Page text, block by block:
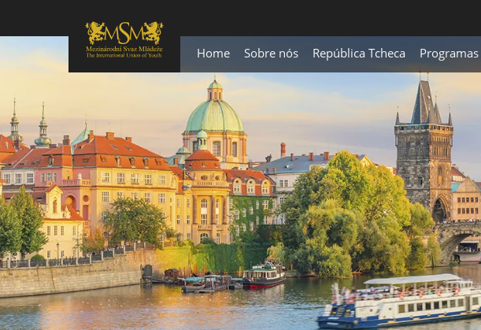
Home Sobre nós República Tcheca Programas